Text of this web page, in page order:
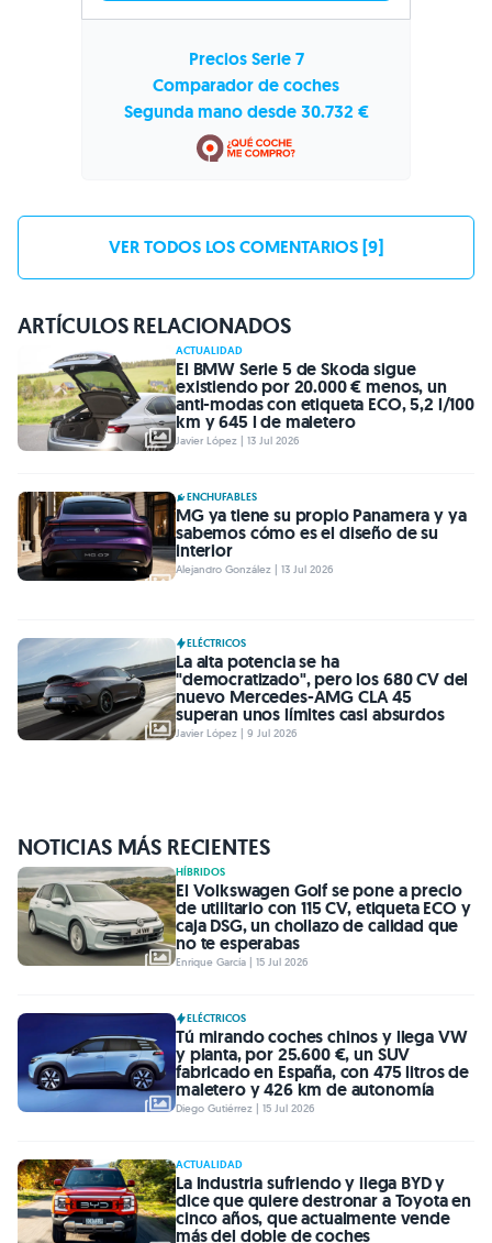
Precios Serie 7
Comparador de coches
Segunda mano desde 30.732 €
VER TODOS LOS COMENTARIOS [9]
ARTÍCULOS RELACIONADOS
ACTUALIDAD
El BMW Serie 5 de Skoda sigue
existiendo por 20.000 € menos, un
anti-modas con etiqueta ECO, 5,2 l/100
km y 645 l de maletero
Javier López | 13 Jul 2026
ENCHUFABLES
MG ya tiene su propio Panamera y ya
sabemos cómo es el diseño de su
interior
Alejandro González | 13 Jul 2026
ELÉCTRICOS
La alta potencia se ha
"democratizado", pero los 680 CV del
nuevo Mercedes-AMG CLA 45
superan unos límites casi absurdos
Javier López | 9 Jul 2026
NOTICIAS MÁS RECIENTES
HÍBRIDOS
El Volkswagen Golf se pone a precio
de utilitario con 115 CV, etiqueta ECO y
caja DSG, un chollazo de calidad que
no te esperabas
Enrique García | 15 Jul 2026
ELÉCTRICOS
Tú mirando coches chinos y llega VW
y planta, por 25.600 €, un SUV
fabricado en España, con 475 litros de
maletero y 426 km de autonomía
Diego Gutiérrez | 15 Jul 2026
ACTUALIDAD
La industria sufriendo y llega BYD y
dice que quiere destronar a Toyota en
cinco años, que actualmente vende
más del doble de coches